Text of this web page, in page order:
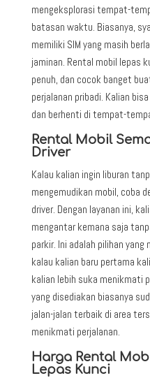
mengeksplorasi tempat-
batasan waktu. Biasanya,
memiliki SIM yang masih
jaminan. Rental mobil lepas
penuh, dan cocok banget
perjalanan pribadi. Kalian
dan berhenti di tempat-
Rental Mobil
Driver
Kalau kalian ingin liburan
mengemudikan mobil, coba
driver. Dengan layanan ini,
mengantar kemana saja
parkir. Ini adalah pilihan
kalau kalian baru pertama
kalian lebih suka menikmati
yang disediakan biasanya
jalan-jalan terbaik di area
menikmati perjalanan.
Harga Rental
Lepas Kunci